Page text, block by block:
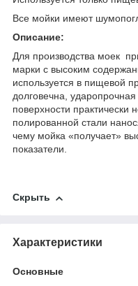
Все мойки имеют
Описание:
Для производства моек
марки с высоким
используется в пищевой
долговечна,
поверхности практически
полированной стали
чему мойка «получает»
показатели.
Скрыть
Характеристики
Основные